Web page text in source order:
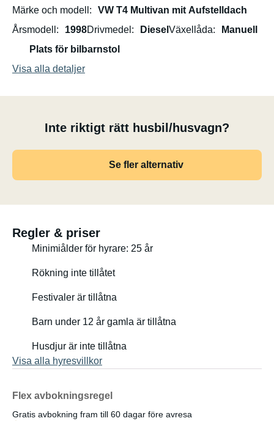
Kök: Gasspis med 2 brännare som är portabel och kan
espressomaskin, tallrikar i rostfritt stål, ostryvmaskin,
kokskedar, koppar och skålar samt bestick för två
-20°C).
Vattentät markis med stänger. Kan fästas på
skuggad.
(Måste säkras med linor)
Utjämningsramper, surrband, klädlina, klädnypor etc.
Bussen bygger om och detaljer förbättras kontinuerligt,
Märke och modell
VW T4 Multivan mit Aufstelldach
Årsmodell
1998Drivmedel Diesel Växellåda
Manuell
Plats för bilbarnstol
Visa alla detaljer
Inte riktigt rätt husbil/husvagn?
Se fler alternativ
Regler & priser
Minimiålder för hyrare: 25 år
Rökning inte tillåtet
Festivaler är tillåtna
Barn under 12 år gamla är tillåtna
Husdjur är inte tillåtna
Visa alla hyresvillkor
Flex avbokningsregel
Gratis avbokning fram till 60 dagar före avresa